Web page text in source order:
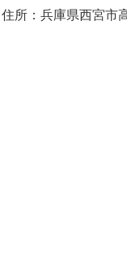
住所：兵庫県西宮市